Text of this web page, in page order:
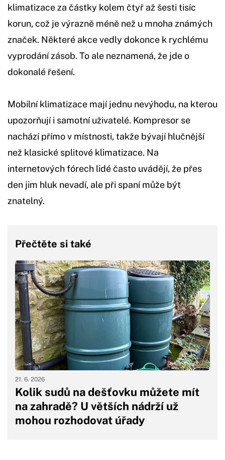
klimatizace za částky kolem čtyř až šesti tisíc
korun, což je výrazně méně než u mnoha známých
značek. Některé akce vedly dokonce k rychlému
vyprodání zásob. To ale neznamená, že jde o
dokonalé řešení.
Mobilní klimatizace mají jednu nevýhodu, na kterou
upozorňují i samotní uživatelé. Kompresor se
nachází přímo v místnosti, takže bývají hlučnější
než klasické splitové klimatizace. Na
internetových fórech lidé často uvádějí, že přes
den jim hluk nevadí, ale při spaní může být
znatelný.
Přečtěte si také
Kolik sudů na dešťovku můžete mít
na zahradě? U větších nádrží už
mohou rozhodovat úřady
21. 6. 2026